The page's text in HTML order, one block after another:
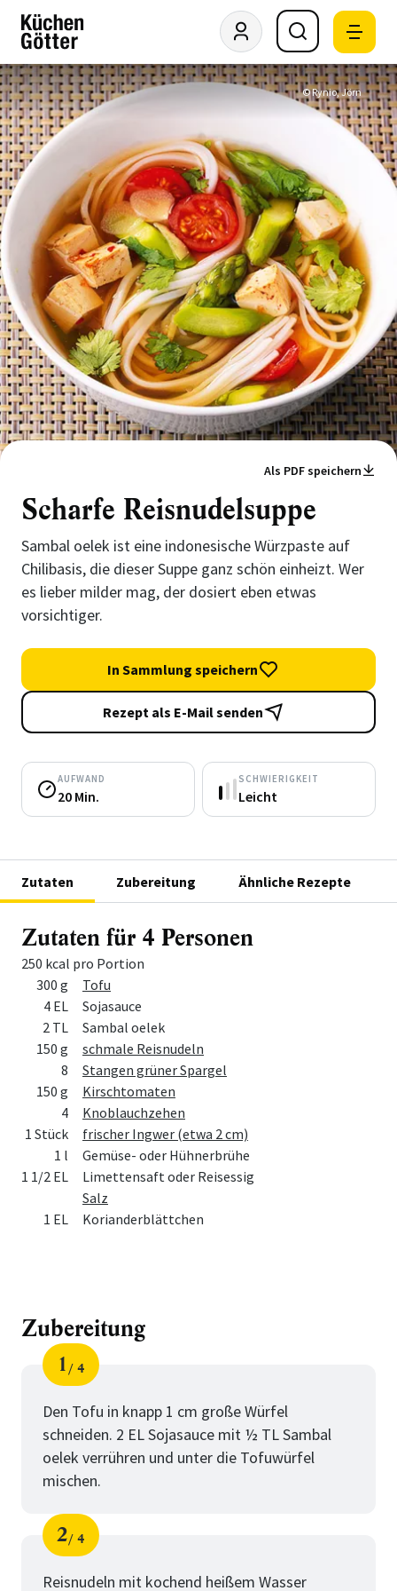
© Rynio, Jörn
Als PDF speichern
Scharfe Reisnudelsuppe
Sambal oelek ist eine indonesische Würzpaste auf
Chilibasis, die dieser Suppe ganz schön einheizt. Wer
es lieber milder mag, der dosiert eben etwas
vorsichtiger.
In Sammlung speichern
Rezept als E-Mail senden
AUFWAND
20 Min.
SCHWIERIGKEIT
Leicht
Zutaten Zubereitung Ähnliche Rezepte
Zutaten für 4 Personen
250 kcal pro Portion
MengeZutat
300 g
Tofu
4 EL
Sojasauce
2 TL
Sambal oelek
150 g
schmale Reisnudeln
8
Stangen grüner Spargel
150 g
Kirschtomaten
4
Knoblauchzehen
1 Stück
frischer Ingwer (etwa 2 cm)
1 l
Gemüse- oder Hühnerbrühe
1 1/2 EL
Limettensaft oder Reisessig
Salz
1 EL
Korianderblättchen
Zubereitung
Schritt
1
von
4
Den Tofu in knapp 1 cm große Würfel
schneiden. 2 EL Sojasauce mit ½ TL Sambal
oelek verrühren und unter die Tofuwürfel
mischen.
Schritt
2
von
4
Reisnudeln mit kochend heißem Wasser